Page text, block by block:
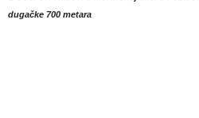
dugačke 700 metara